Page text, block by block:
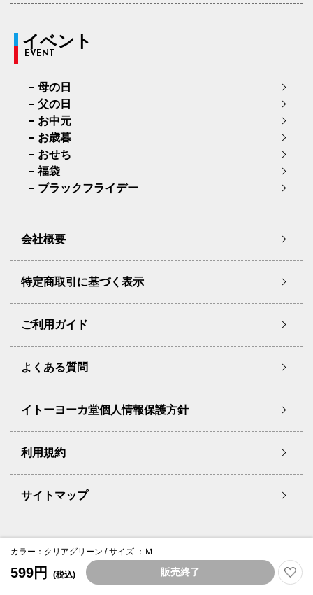
カラー：クリアグリーン / サイズ ：Ｍ
599円 (税込) 販売終了
イベント
EVENT
母の日
父の日
お中元
お歳暮
おせち
福袋
ブラックフライデー
会社概要
特定商取引に基づく表示
ご利用ガイド
よくある質問
イトーヨーカ堂個人情報保護方針
利用規約
サイトマップ
Copyright © Ito-Yokado Co.,Ltd. All Rights Reserved.